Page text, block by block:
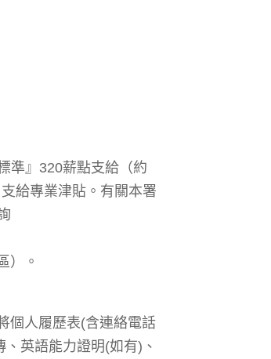
準』320薪點支給（約
給專業津貼。有關本署
）。
個人履歷表(含連絡電話
英語能力證明(如有)、